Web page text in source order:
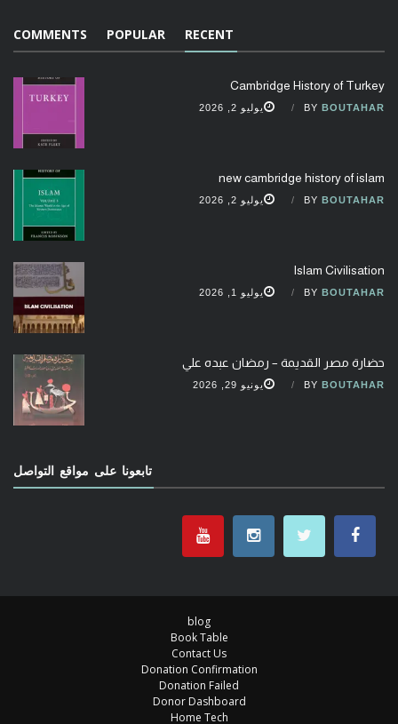
RECENT
POPULAR
COMMENTS
Cambridge History of Turkey
BY BOUTAHAR يوليو 2, 2026
new cambridge history of islam
BY BOUTAHAR يوليو 2, 2026
Islam Civilisation
BY BOUTAHAR يوليو 1, 2026
حضارة مصر القديمة – رمضان عبده علي
BY BOUTAHAR يونيو 29, 2026
تابعونا على مواقع التواصل
blog
Book Table
Contact Us
Donation Confirmation
Donation Failed
Donor Dashboard
Home Tech